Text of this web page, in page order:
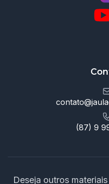
(87) 9
Deseja outros